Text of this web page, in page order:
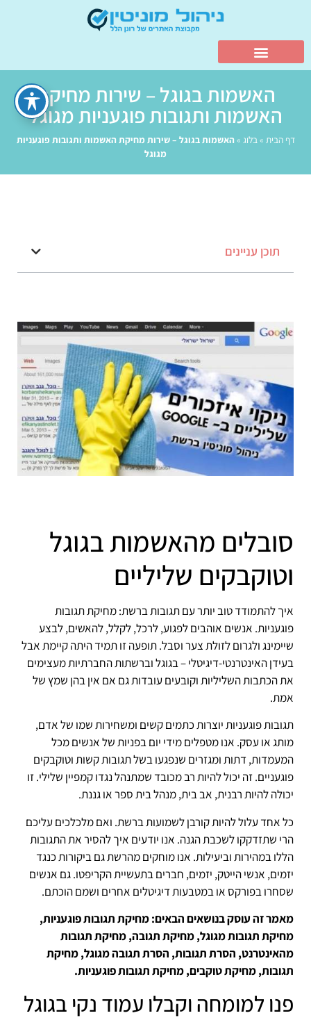
האשמות בגוגל – שירות מחיקת
האשמות ותגובות פוגעניות מגוגל
דף הבית »בלוג » האשמות בגוגל – שירות מחיקת האשמות ותגובות פוגעניות
מגוגל
תוכן עניינים
סובלים מהאשמות בגוגל
וטוקבקים שליליים
איך להתמודד טוב יותר עם תגובות ברשת: מחיקת תגובות
פוגעניות. אנשים אוהבים לפגוע, לרכל, לקלל, להאשים, לבצע
שיימינג ולגרום לזולת צער וסבל. תופעה זו תמיד היתה קיימת אבל
בעידן האינטרנטי-דיגיטלי – בגוגל וברשתות החברתיות מעצימים
את הכתבות השליליות וקובעים עובדות גם אם אין בהן שמץ של
אמת.
תגובות פוגעניות יוצרות כתמים קשים ומשחירות שמו של אדם,
מותג או עסק. אנו מטפלים מידי יום בפניות של אנשים מכל
המעמדות, דתות ומגזרים שנפגעו בשל תגובות קשות וטוקבקים
פוגעניים. זה יכול להיות רב מכובד שמתנהל נגדו קמפיין שלילי. זו
יכולה להיות רבנית, אב בית, מנהל בית ספר או גננת.
כל אחד עלול להיות קורבן לשמועות ברשת. ואם מלכלכים עליכם
הרי שתזדקקו לשכבת הגנה. אנו יודעים איך להסיר את התגובות
הללו במהירות וביעילות. אנו מוחקים מהרשת גם ביקורות כנגד
יזמים, אנשי הייטק, יזמים, חברים בתעשיית הקריפטו. גם אנשים
שסחרו בפורקס או במטבעות דיגיטלים אחרים ושמם הוכתם.
מאמר זה עוסק בנושאים הבאים: מחיקת תגובות פוגעניות,
מחיקת תגובות מגוגל, מחיקת תגובה, מחיקת תגובות
מהאינטרנט, הסרת תגובות, הסרת תגובה מגוגל, מחיקת
תגובות, מחיקת טוקבים, מחיקת תגובות פוגעניות.
פנו למומחה וקבלו עמוד נקי בגוגל